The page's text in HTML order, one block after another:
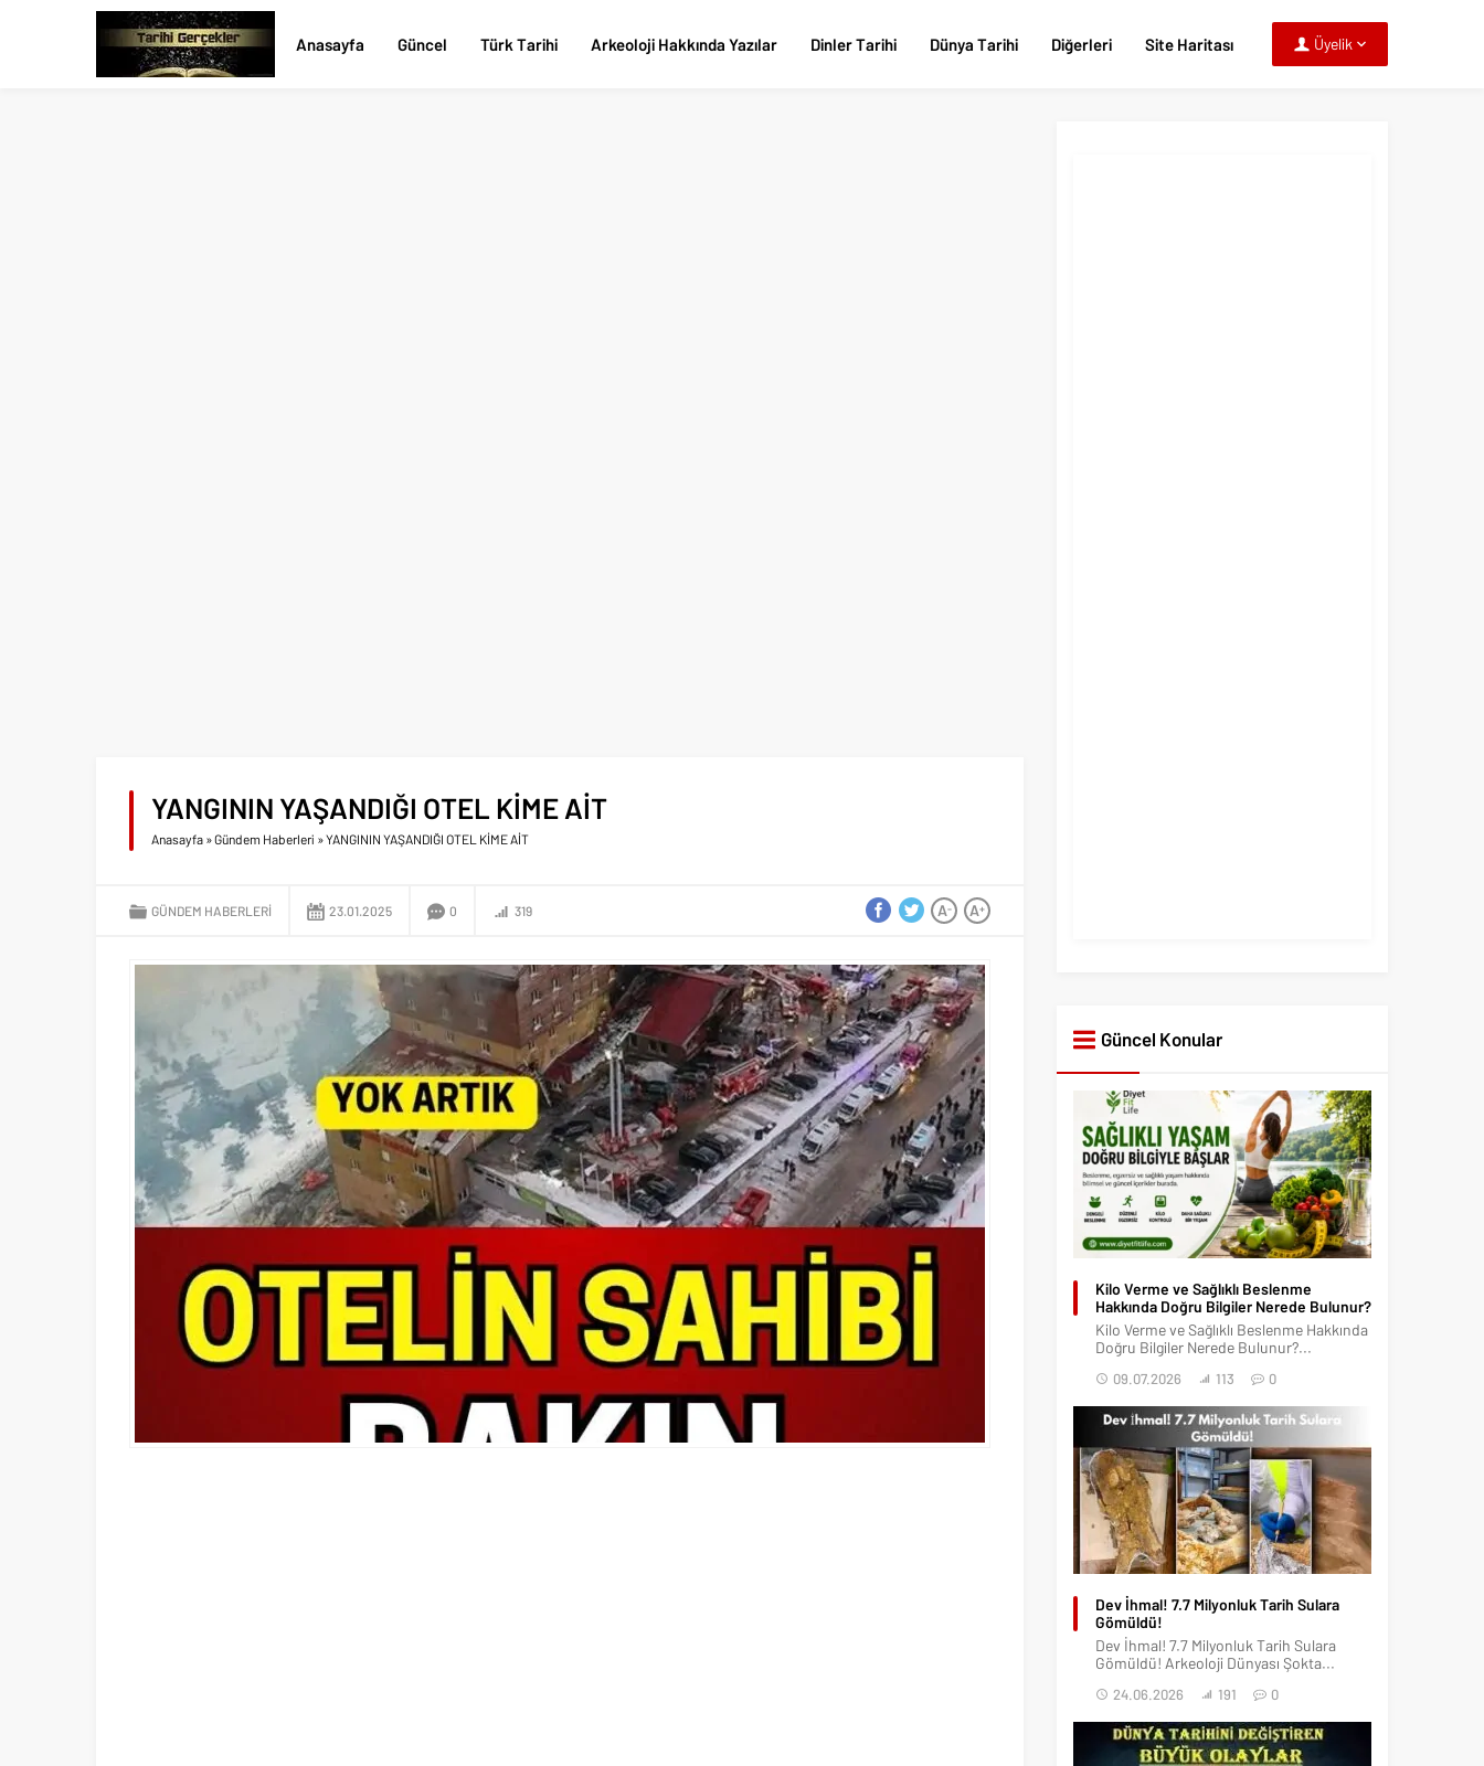
Üyelik
Anasayfa Güncel Türk Tarihi Arkeoloji Hakkında Yazılar Dinler Tarihi Dünya Tarihi Diğerleri Site Haritası
YANGININ YAŞANDIĞI OTEL KİME AİT
Anasayfa »Gündem Haberleri »YANGININ YAŞANDIĞI OTEL KİME AİT
GÜNDEM HABERLERI 23.01.2025 0 319 A+
A-
Güncel Konular
Kilo Verme ve Sağlıklı Beslenme
Hakkında Doğru Bilgiler Nerede Bulunur?
Kilo Verme ve Sağlıklı Beslenme Hakkında
Doğru Bilgiler Nerede Bulunur?...
09.07.2026 113 0
Dev İhmal! 7.7 Milyonluk Tarih Sulara
Gömüldü!
Dev İhmal! 7.7 Milyonluk Tarih Sulara
Gömüldü! Arkeoloji Dünyası Şokta...
24.06.2026 191 0